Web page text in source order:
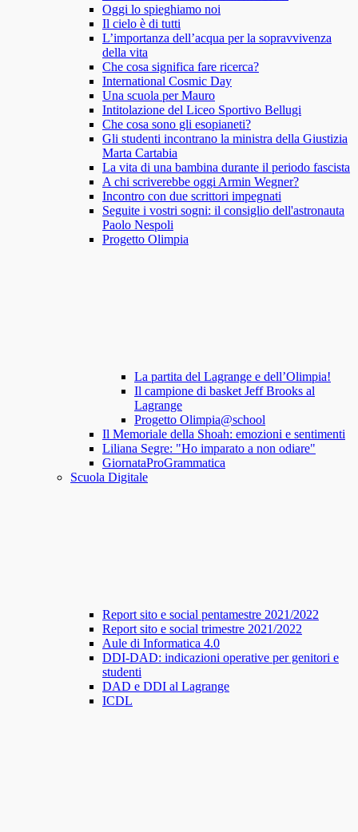
Oggi lo spieghiamo noi
Il cielo è di tutti
L’importanza dell’acqua per la sopravvivenza
della vita
Che cosa significa fare ricerca?
International Cosmic Day
Una scuola per Mauro
Intitolazione del Liceo Sportivo Bellugi
Che cosa sono gli esopianeti?
Gli studenti incontrano la ministra della Giustizia
Marta Cartabia
La vita di una bambina durante il periodo fascista
A chi scriverebbe oggi Armin Wegner?
Incontro con due scrittori impegnati
Seguite i vostri sogni: il consiglio dell'astronauta
Paolo Nespoli
Progetto Olimpia
La partita del Lagrange e dell’Olimpia!
Il campione di basket Jeff Brooks al
Lagrange
Progetto Olimpia@school
Il Memoriale della Shoah: emozioni e sentimenti
Liliana Segre: "Ho imparato a non odiare"
GiornataProGrammatica
Scuola Digitale
Report sito e social pentamestre 2021/2022
Report sito e social trimestre 2021/2022
Aule di Informatica 4.0
DDI-DAD: indicazioni operative per genitori e
studenti
DAD e DDI al Lagrange
ICDL